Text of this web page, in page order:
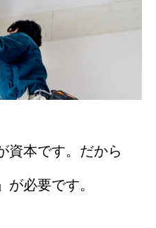
資本です。だから
が必要です。